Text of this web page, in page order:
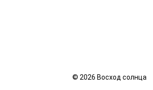
© 2026 Восход солнца